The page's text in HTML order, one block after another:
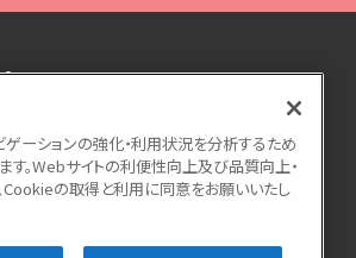
約 個人情報保護方針
ある質問 お問い合わせ
ゲーションの強化・利用状況を分析するため
す。Webサイトの利便性向上及び品質向上・
Cookieの取得と利用に同意をお願いいたし